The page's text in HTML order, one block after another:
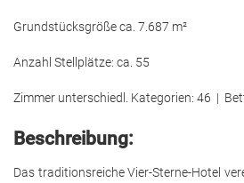
Grundstücksgröße ca. 7.687 m²
Anzahl Stellplätze: ca. 55
Zimmer unterschiedl. Kategorien: 46 |
Beschreibung:
Das traditionsreiche Vier-Sterne-Hotel